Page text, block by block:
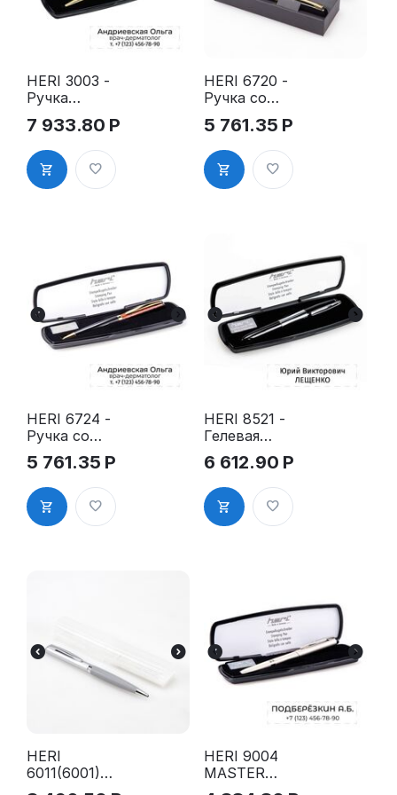
HERI 3003 -
Ручка
Diagonal,
позолоченна
я, в футляре
7 933.80 Р
HERI 6720 -
Ручка со
штампом,
чёрный
лакированн
ый корпус
5 761.35 Р
HERI 6724 -
Ручка со
штампом,
корпус
бордовый
мрамор
5 761.35 Р
HERI 8521 -
Гелевая
ручка со
штампом,
чёрный
лакированн
ый корпус
6 612.90 Р
HERI
6011(6001)
DIAGONAL
HERI 9004
MASTER
CLASSIC -